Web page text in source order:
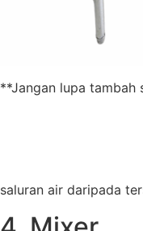
**Jangan lupa tambah
saluran air daripada